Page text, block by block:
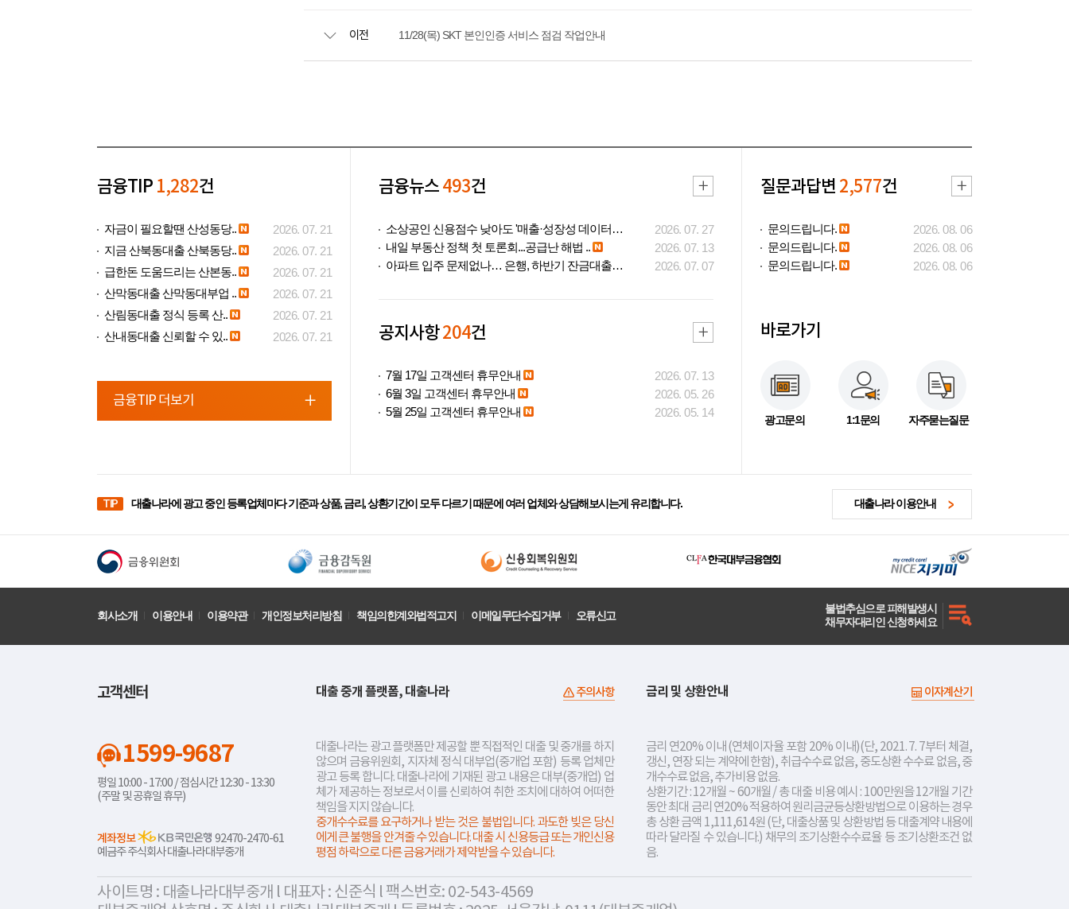
이전 11/28(목) SKT 본인인증 서비스 점검 작업안내
금융TIP 1,282건
자금이 필요할땐 산성동당..
2026. 07. 21
지금 산북동대출 산북동당..
2026. 07. 21
급한돈 도움드리는 산본동..
2026. 07. 21
산막동대출 산막동대부업 ..
2026. 07. 21
산림동대출 정식 등록 산..
2026. 07. 21
산내동대출 신뢰할 수 있..
2026. 07. 21
금융TIP 더보기
금융뉴스493건
소상공인 신용점수 낮아도 '매출·성장성 데이터..
2026. 07. 27
내일 부동산 정책 첫 토론회...공급난 해법 ..
2026. 07. 13
아파트 입주 문제없나… 은행, 하반기 잔금대출..
2026. 07. 07
공지사항204건
7월 17일 고객센터 휴무안내
2026. 07. 13
6월 3일 고객센터 휴무안내
2026. 05. 26
5월 25일 고객센터 휴무안내
2026. 05. 14
질문과답변 2,577건
문의드립니다.
2026. 08. 06
문의드립니다.
2026. 08. 06
문의드립니다.
2026. 08. 06
바로가기
광고문의 1:1문의 자주묻는질문
TIP 대출나라에 광고 중인 등록업체마다 기준과 상품, 금리, 상환기간이 모두 다르기 때문에 여러 업체와 상담해보시는게 유리합니다. 대출나라 이용안내
회사소개 이용안내 이용약관 개인정보처리방침 책임의한계와법적고지 이메일무단수집거부 오류신고
불법추심으로 피해발생시
채무자대리인 신청하세요
고객센터
1599-9687
평일 10:00 - 17:00 / 점심시간 12:30 - 13:30
(주말 및 공휴일 휴무)
계좌정보
92470-2470-61
예금주 주식회사 대출나라대부중개
대출 중개 플랫폼, 대출나라 주의사항
대출나라는 광고 플랫폼만 제공할 뿐 직접적인 대출 및 중개를 하지
않으며 금융위원회, 지자체 정식 대부업(중개업 포함) 등록 업체만
광고 등록 합니다. 대출나라에 기재된 광고 내용은 대부(중개업) 업
체가 제공하는 정보로서 이를 신뢰하여 취한 조치에 대하여 어떠한
책임을 지지 않습니다.
중개수수료를 요구하거나 받는 것은 불법입니다. 과도한 빚은 당신
에게 큰 불행을 안겨줄 수 있습니다. 대출 시 신용등급 또는 개인신용
평점 하락으로 다른 금융거래가 제약받을 수 있습니다.
금리 및 상환안내 이자계산기
금리 연20% 이내 (연체이자율 포함 20% 이내)(단, 2021. 7. 7부터 체결,
갱신, 연장 되는 계약에 한함), 취급수수료 없음, 중도상환 수수료 없음, 중
개수수료 없음, 추가비용 없음.
상환기간 : 12개월 ~ 60개월 / 총 대출 비용 예시 : 100만원을 12개월 기간
동안 최대 금리 연20% 적용하여 원리금균등상환방법으로 이용하는 경우
총 상환 금액 1,111,614원 (단, 대출상품 및 상환방법 등 대출계약 내용에
따라 달라질 수 있습니다.) 채무의 조기상환수수료율 등 조기상환조건 없
음.
사이트명 : 대출나라대부중개 l 대표자 : 신준식 l 팩스번호: 02-543-4569